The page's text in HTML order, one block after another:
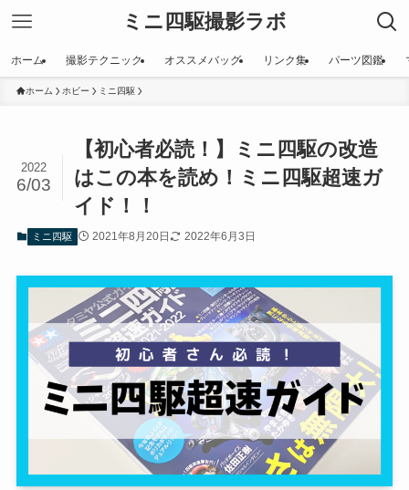
ミニ四駆撮影ラボ
ホーム 撮影テクニック オススメバッグ リンク集 パーツ図鑑
ホーム ホビー ミニ四駆
【初心者必読！】ミニ四駆の改造
はこの本を読め！ミニ四駆超速ガ
イド！！
2022
6/03
ミニ四駆 2021年8月20日 2022年6月3日